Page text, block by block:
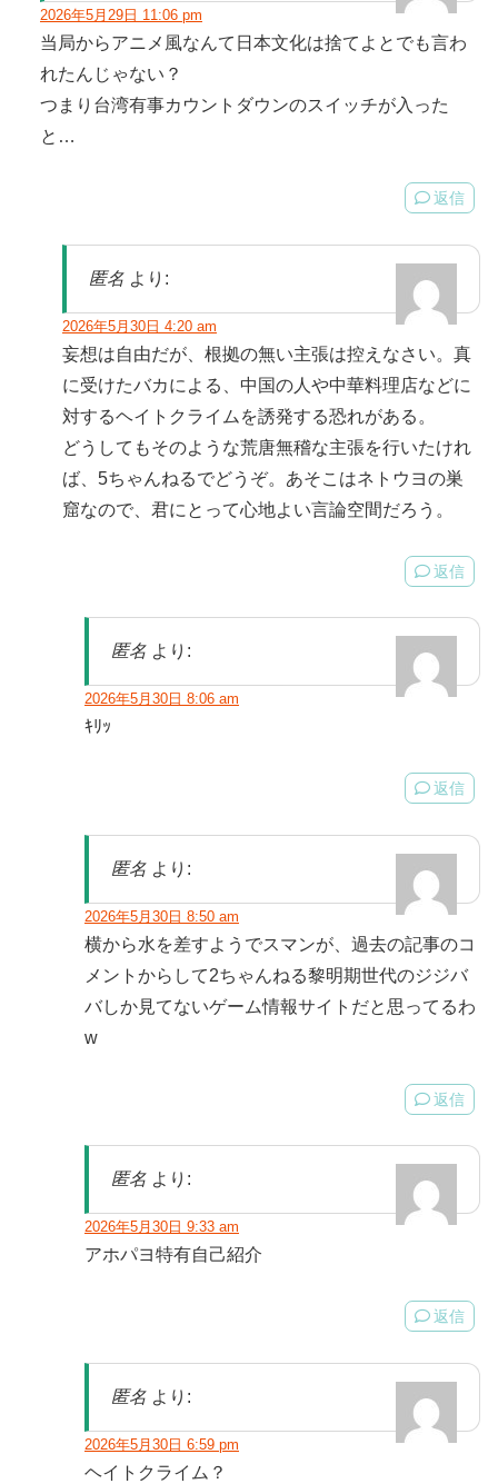
2026年5月29日 11:06 pm
当局からアニメ風なんて日本文化は捨てよとでも言わ
れたんじゃない？
つまり台湾有事カウントダウンのスイッチが入った
と…
返信
匿名 より:
2026年5月30日 4:20 am
妄想は自由だが、根拠の無い主張は控えなさい。真
に受けたバカによる、中国の人や中華料理店などに
対するヘイトクライムを誘発する恐れがある。
どうしてもそのような荒唐無稽な主張を行いたけれ
ば、5ちゃんねるでどうぞ。あそこはネトウヨの巣
窟なので、君にとって心地よい言論空間だろう。
返信
匿名 より:
2026年5月30日 8:06 am
ｷﾘｯ
返信
匿名 より:
2026年5月30日 8:50 am
横から水を差すようでスマンが、過去の記事のコ
メントからして2ちゃんねる黎明期世代のジジバ
バしか見てないゲーム情報サイトだと思ってるわ
w
返信
匿名 より:
2026年5月30日 9:33 am
アホパヨ特有自己紹介
返信
匿名 より:
2026年5月30日 6:59 pm
ヘイトクライム？